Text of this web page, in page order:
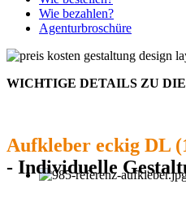
Wie bezahlen?
Agenturbroschüre
WICHTIGE DETAILS ZU
Aufkleber eckig DL
- Individuelle